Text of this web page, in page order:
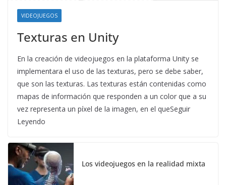
VIDEOJUEGOS
Texturas en Unity
En la creación de videojuegos en la plataforma Unity se
implementara el uso de las texturas, pero se debe saber,
que son las texturas. Las texturas están contenidas como
mapas de información que responden a un color que a su
vez representa un píxel de la imagen, en el queSeguir
Leyendo
Los videojuegos en la realidad mixta